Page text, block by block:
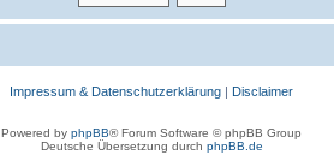
Impressum & Datenschutzerklärung | Disclaimer
Powered by phpBB® Forum Software © phpBB Group
Deutsche Übersetzung durch phpBB.de